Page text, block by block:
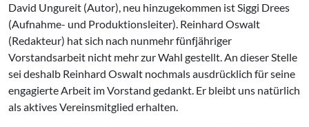
David Ungureit (Autor), neu hinzugekommen ist Siggi Drees
(Aufnahme- und Produktionsleiter). Reinhard Oswalt
(Redakteur) hat sich nach nunmehr fünfjähriger
Vorstandsarbeit nicht mehr zur Wahl gestellt. An dieser Stelle
sei deshalb Reinhard Oswalt nochmals ausdrücklich für seine
engagierte Arbeit im Vorstand gedankt. Er bleibt uns natürlich
als aktives Vereinsmitglied erhalten.